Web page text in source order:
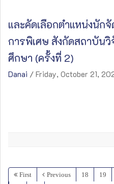
และคัดเลือกตำแหน่งนัก
การพิเศษ สังกัดสถาบัน
ศึกษา (ครั้งที่ 2)
Danai / Friday, October 21,
First Previous 18 19